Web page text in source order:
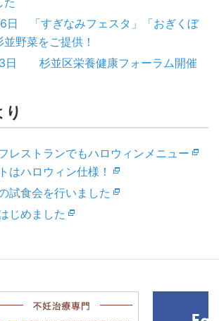
6日 「すぎなみフェスタ」「おぎくぼ
野菜をご提供！
日 杉並区栄養健康フォーラム開催
レストランでもハロウィンメニュー
はハロウィン仕様！
試食会を行いました
じめました